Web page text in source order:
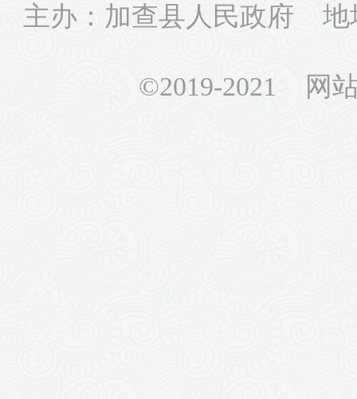
主办：加查县人民政府 地
©2019-2021 网